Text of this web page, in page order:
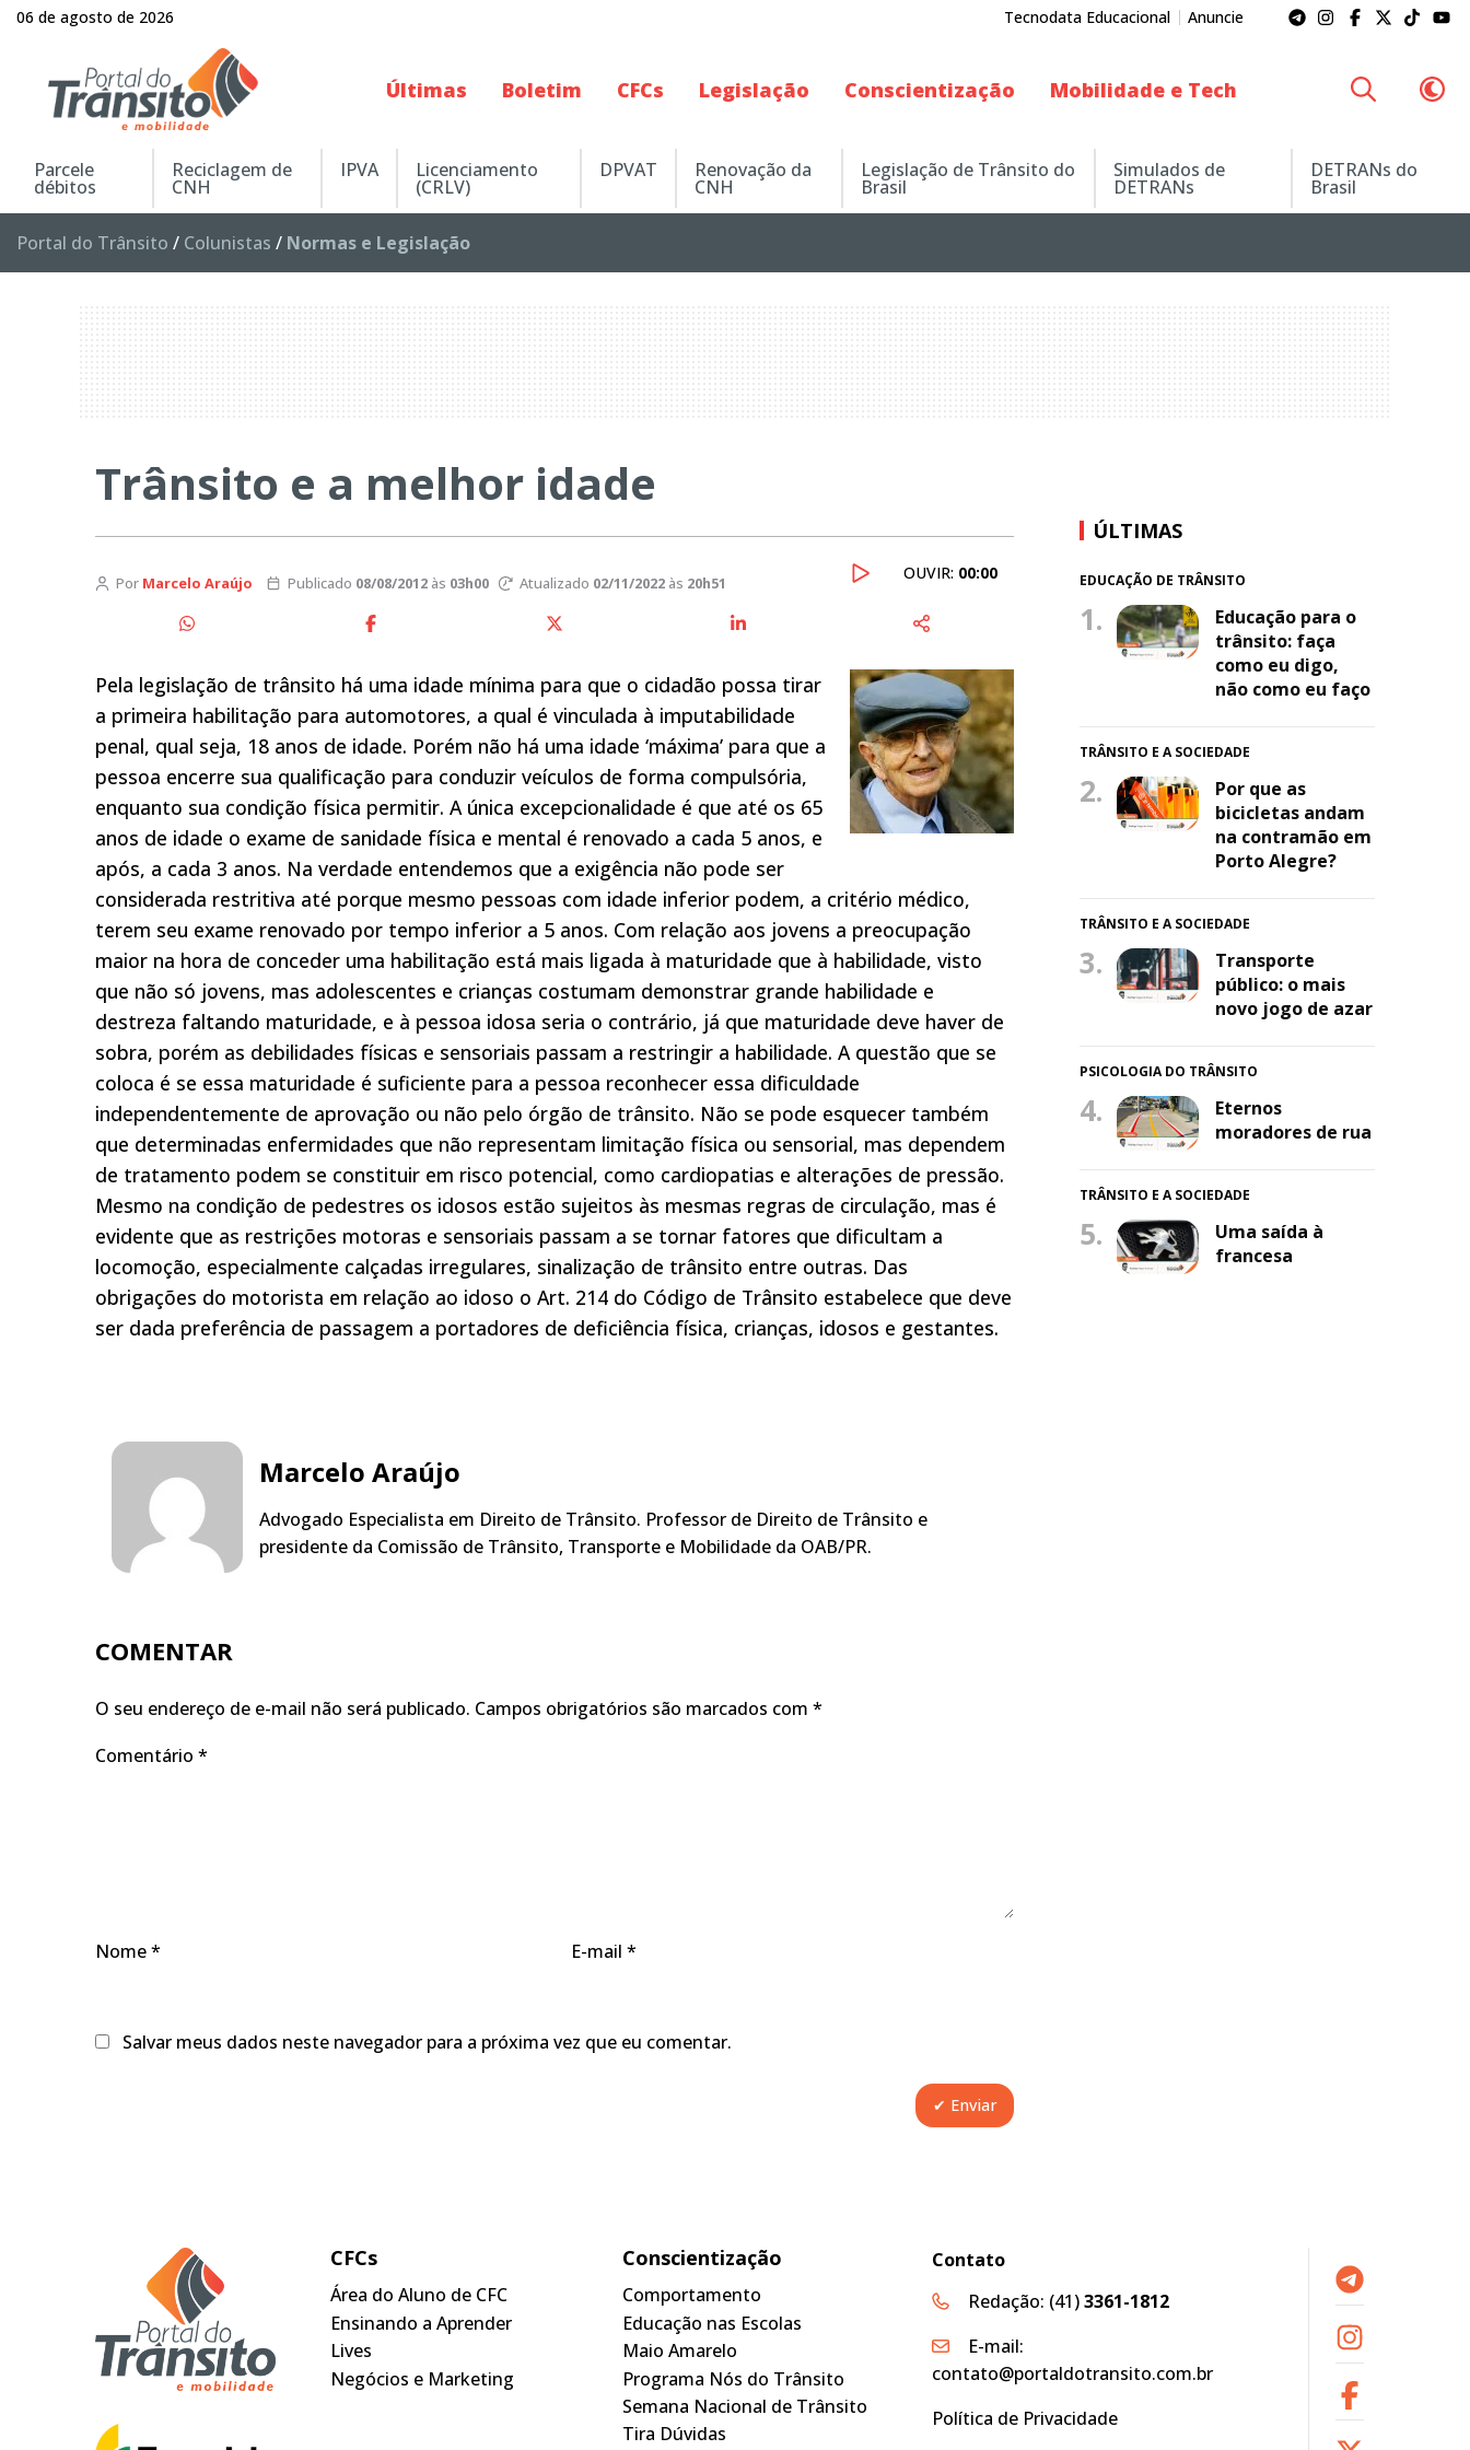
06 de agosto de 2026 Tecnodata Educacional Anuncie
Últimas Boletim CFCs Legislação Conscientização Mobilidade e Tech
Parcele
débitos
Reciclagem de
CNH
IPVA Licenciamento
(CRLV)
DPVAT Renovação da
CNH
Legislação de Trânsito do
Brasil
Simulados de
DETRANs
DETRANs do
Brasil
Portal do Trânsito / Colunistas / Normas e Legislação
Trânsito e a melhor idade
Por Marcelo Araújo Publicado 08/08/2012às 03h00 Atualizado 02/11/2022 às 20h51 OUVIR: 00:00
Pela legislação de trânsito há uma idade mínima para que o cidadão possa tirar
a primeira habilitação para automotores, a qual é vinculada à imputabilidade
penal, qual seja, 18 anos de idade. Porém não há uma idade ‘máxima’ para que a
pessoa encerre sua qualificação para conduzir veículos de forma compulsória,
enquanto sua condição física permitir. A única excepcionalidade é que até os 65
anos de idade o exame de sanidade física e mental é renovado a cada 5 anos, e
após, a cada 3 anos. Na verdade entendemos que a exigência não pode ser
considerada restritiva até porque mesmo pessoas com idade inferior podem, a critério médico,
terem seu exame renovado por tempo inferior a 5 anos. Com relação aos jovens a preocupação
maior na hora de conceder uma habilitação está mais ligada à maturidade que à habilidade, visto
que não só jovens, mas adolescentes e crianças costumam demonstrar grande habilidade e
destreza faltando maturidade, e à pessoa idosa seria o contrário, já que maturidade deve haver de
sobra, porém as debilidades físicas e sensoriais passam a restringir a habilidade. A questão que se
coloca é se essa maturidade é suficiente para a pessoa reconhecer essa dificuldade
independentemente de aprovação ou não pelo órgão de trânsito. Não se pode esquecer também
que determinadas enfermidades que não representam limitação física ou sensorial, mas dependem
de tratamento podem se constituir em risco potencial, como cardiopatias e alterações de pressão.
Mesmo na condição de pedestres os idosos estão sujeitos às mesmas regras de circulação, mas é
evidente que as restrições motoras e sensoriais passam a se tornar fatores que dificultam a
locomoção, especialmente calçadas irregulares, sinalização de trânsito entre outras. Das
obrigações do motorista em relação ao idoso o Art. 214 do Código de Trânsito estabelece que deve
ser dada preferência de passagem a portadores de deficiência física, crianças, idosos e gestantes.
Marcelo Araújo
Advogado Especialista em Direito de Trânsito. Professor de Direito de Trânsito e
presidente da Comissão de Trânsito, Transporte e Mobilidade da OAB/PR.
COMENTAR
O seu endereço de e-mail não será publicado. Campos obrigatórios são marcados com *
Comentário *
Nome* E-mail *
Salvar meus dados neste navegador para a próxima vez que eu comentar.
ÚLTIMAS
EDUCAÇÃO DE TRÂNSITO
1.
Educação para o
trânsito: faça
como eu digo,
não como eu faço
TRÂNSITO E A SOCIEDADE
2.
Por que as
bicicletas andam
na contramão em
Porto Alegre?
TRÂNSITO E A SOCIEDADE
3.
Transporte
público: o mais
novo jogo de azar
PSICOLOGIA DO TRÂNSITO
4.
Eternos
moradores de rua
TRÂNSITO E A SOCIEDADE
5.
Uma saída à
francesa
CFCs
Área do Aluno de CFC
Ensinando a Aprender
Lives
Negócios e Marketing
Conscientização
Comportamento
Educação nas Escolas
Maio Amarelo
Programa Nós do Trânsito
Semana Nacional de Trânsito
Tira Dúvidas
Contato
Redação: (41)3361-1812
E-mail:
contato@portaldotransito.com.br
Política de Privacidade